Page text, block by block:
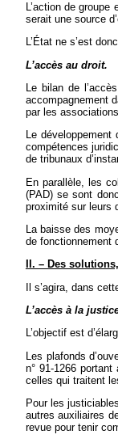
L’action de
serait une source
L’État ne s’est
L’accès au droit.
Le bilan de
accompagnement
par les
Le
compétences
de tribunaux
En parallèle, les
(PAD) se sont
proximité sur leurs
La baisse des
de fonctionnement
II. – Des
Il s’agira, dans
L’accès à la
L’objectif est
Les plafonds
n° 91-1266
celles qui traitent
Pour les
autres auxiliaires
revue pour tenir